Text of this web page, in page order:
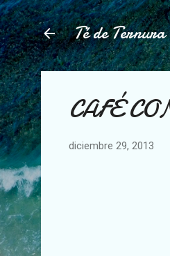
Té de Ternura
CAFÉ
diciembre 29, 2013